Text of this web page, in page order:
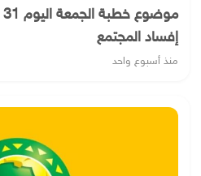
إفساد المجتمع
منذ أسبوع واحد